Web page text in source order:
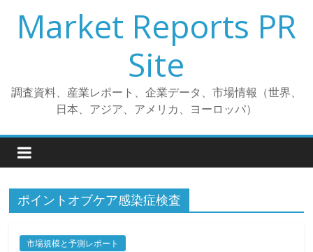
プ
Market Reports PR
Site
調査資料、産業レポート、企業データ、市場情報（世界、
日本、アジア、アメリカ、ヨーロッパ）
ポイントオブケア感染症検査
市場規模と予測レポート